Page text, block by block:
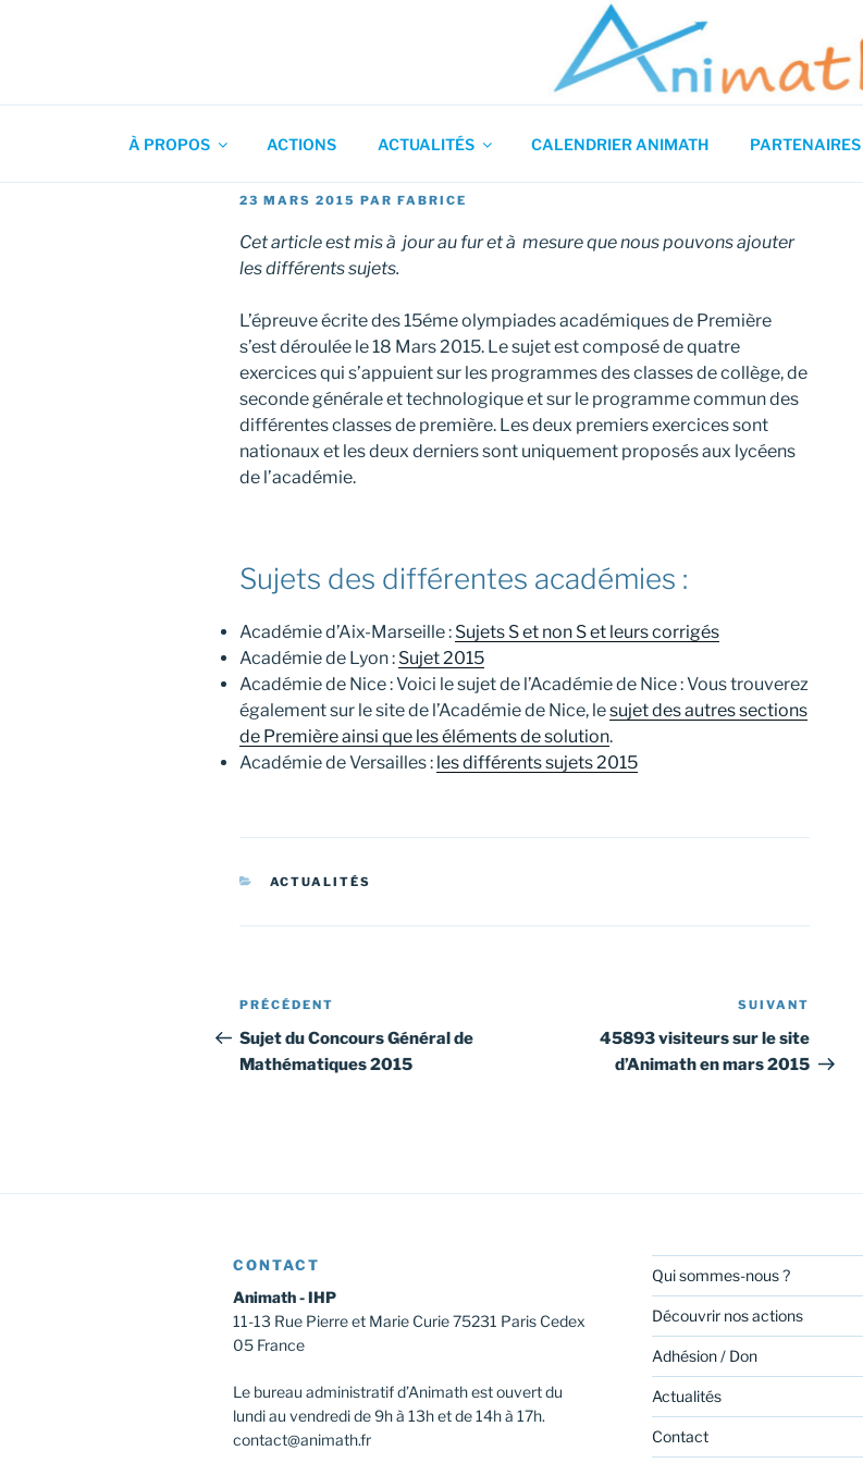
Association pour l'Animation en Mathématiques
À PROPOS ACTIONS ACTUALITÉS CALENDRIER ANIMATH PARTENAIRES
PUBLIÉ
23 MARS 2015 PAR FABRICE
Cet article est mis à jour au fur et à mesure que nous pouvons ajouter
les différents sujets.
L’épreuve écrite des 15éme olympiades académiques de Première
s’est déroulée le 18 Mars 2015. Le sujet est composé de quatre
exercices qui s’appuient sur les programmes des classes de collège, de
seconde générale et technologique et sur le programme commun des
différentes classes de première. Les deux premiers exercices sont
nationaux et les deux derniers sont uniquement proposés aux lycéens
de l’académie.
Sujets des différentes académies :
Académie d’Aix-Marseille : Sujets S et non S et leurs corrigés
Académie de Lyon : Sujet 2015
Académie de Nice : Voici le sujet de l’Académie de Nice :Vous trouverez
également sur le site de l’Académie de Nice, lesujet des autres sections
de Première ainsi que les éléments de solution.
Académie de Versailles : les différents sujets 2015
CATÉGORIES
ACTUALITÉS
Navigation
de
l’article
Article
précédent
PRÉCÉDENT
Sujet du Concours Général de
Mathématiques 2015
suivant
SUIVANT
45893 visiteurs sur le site
d’Animath en mars 2015
CONTACT
Animath - IHP
11-13 Rue Pierre et Marie Curie 75231 Paris Cedex
05 France
Le bureau administratif d’Animath est ouvert du
lundi au vendredi de 9h à 13h et de 14h à 17h.
contact@animath.fr
Qui sommes-nous ?
Découvrir nos actions
Adhésion / Don
Actualités
Contact